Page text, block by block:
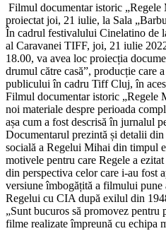
Filmul documentar istoric
proiectat joi, 21 iulie, la Sala
În cadrul festivalului Cinelatino de
al Caravanei TIFF, joi, 21 iulie
18.00, va avea loc proiecția
drumul către casă”, producție care
publicului în cadru Tiff Cluj, în
Filmul documentar istoric „Regele
noi materiale despre perioada
așa cum a fost descrisă în jurnalul
Documentarul prezintă și detalii
socială a Regelui Mihai din timpul
motivele pentru care Regele a
din perspectiva celor care i-au fost
versiune îmbogățită a filmului pune
Regelui cu CIA după exilul din
„Sunt bucuros să promovez
filme realizate împreună cu echipa